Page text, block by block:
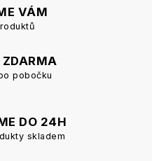
VÁM
ZDARMA
pobočku
DO 24H
skladem